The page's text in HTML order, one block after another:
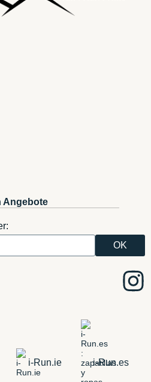
Angebote
i-Run.ie i-Run.es